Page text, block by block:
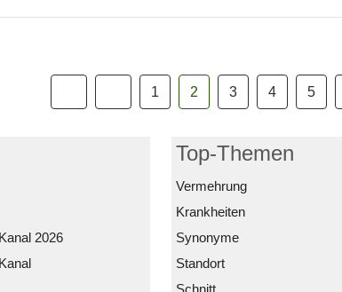
1 2 3 4 5
2026
Top-Themen
Vermehrung
Krankheiten
Synonyme
Standort